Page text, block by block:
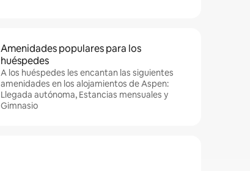
Amenidades populares para los
huéspedes
A los huéspedes les encantan las siguientes
amenidades en los alojamientos de Aspen:
Llegada autónoma, Estancias mensuales y
Gimnasio